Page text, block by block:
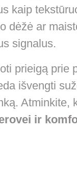
kaip
dėžė ar
signalus.
prieigą prie
išvengti
Atminkite,
ir